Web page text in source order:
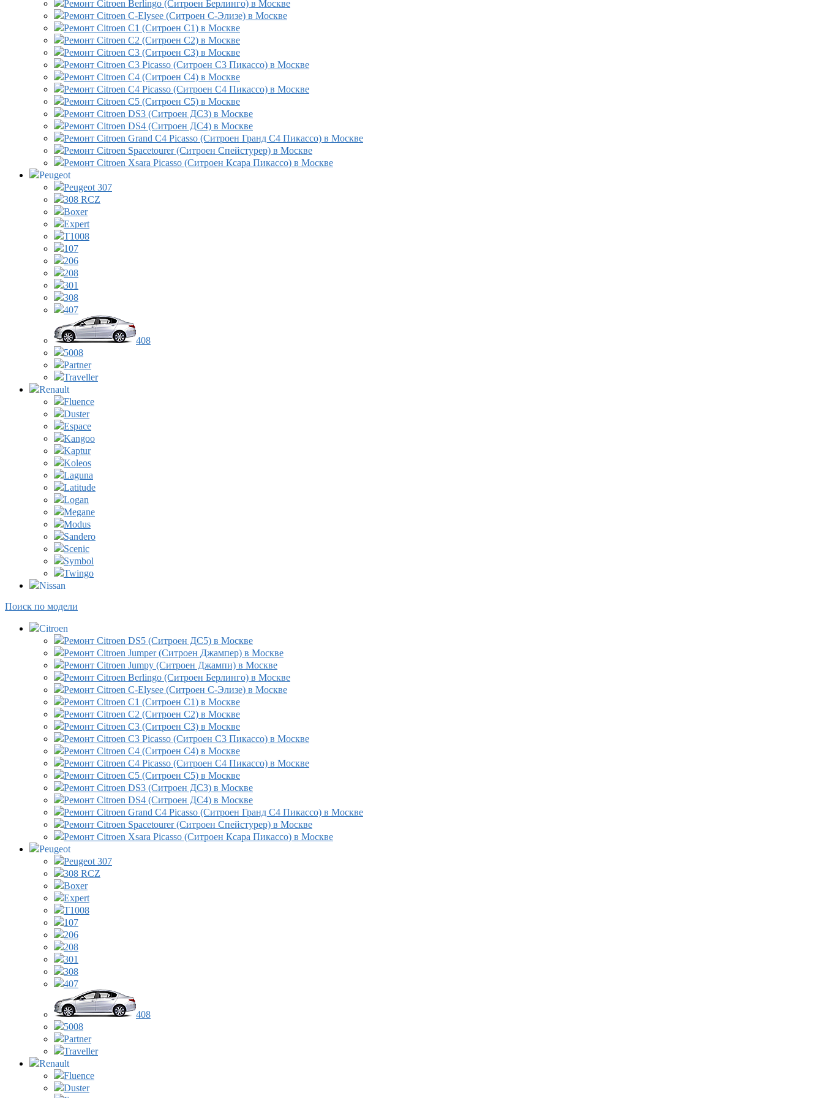
Ремонт Citroen Berlingo (Ситроен Берлинго) в Москве
Ремонт Citroen C-Elysee (Ситроен С-Элизе) в Москве
Ремонт Citroen C1 (Ситроен С1) в Москве
Ремонт Citroen C2 (Ситроен С2) в Москве
Ремонт Citroen C3 (Ситроен С3) в Москве
Ремонт Citroen C3 Picasso (Ситроен С3 Пикассо) в Москве
Ремонт Citroen C4 (Ситроен С4) в Москве
Ремонт Citroen C4 Picasso (Ситроен С4 Пикассо) в Москве
Ремонт Citroen C5 (Ситроен С5) в Москве
Ремонт Citroen DS3 (Ситроен ДС3) в Москве
Ремонт Citroen DS4 (Ситроен ДС4) в Москве
Ремонт Citroen Grand C4 Picasso (Ситроен Гранд С4 Пикассо) в Москве
Ремонт Citroen Spacetourer (Ситроен Спейстурер) в Москве
Ремонт Citroen Xsara Picasso (Ситроен Ксара Пикассо) в Москве
Peugeot
Peugeot 307
308 RCZ
Boxer
Expert
T1008
107
206
208
301
308
407
408
5008
Partner
Traveller
Renault
Fluence
Duster
Espace
Kangoo
Kaptur
Koleos
Laguna
Latitude
Logan
Megane
Modus
Sandero
Scenic
Symbol
Twingo
Nissan
Поиск по модели
Citroen
Ремонт Citroen DS5 (Ситроен ДС5) в Москве
Ремонт Citroen Jumper (Ситроен Джампер) в Москве
Ремонт Citroen Jumpy (Ситроен Джампи) в Москве
Ремонт Citroen Berlingo (Ситроен Берлинго) в Москве
Ремонт Citroen C-Elysee (Ситроен С-Элизе) в Москве
Ремонт Citroen C1 (Ситроен С1) в Москве
Ремонт Citroen C2 (Ситроен С2) в Москве
Ремонт Citroen C3 (Ситроен С3) в Москве
Ремонт Citroen C3 Picasso (Ситроен С3 Пикассо) в Москве
Ремонт Citroen C4 (Ситроен С4) в Москве
Ремонт Citroen C4 Picasso (Ситроен С4 Пикассо) в Москве
Ремонт Citroen C5 (Ситроен С5) в Москве
Ремонт Citroen DS3 (Ситроен ДС3) в Москве
Ремонт Citroen DS4 (Ситроен ДС4) в Москве
Ремонт Citroen Grand C4 Picasso (Ситроен Гранд С4 Пикассо) в Москве
Ремонт Citroen Spacetourer (Ситроен Спейстурер) в Москве
Ремонт Citroen Xsara Picasso (Ситроен Ксара Пикассо) в Москве
Peugeot
Peugeot 307
308 RCZ
Boxer
Expert
T1008
107
206
208
301
308
407
408
5008
Partner
Traveller
Renault
Fluence
Duster